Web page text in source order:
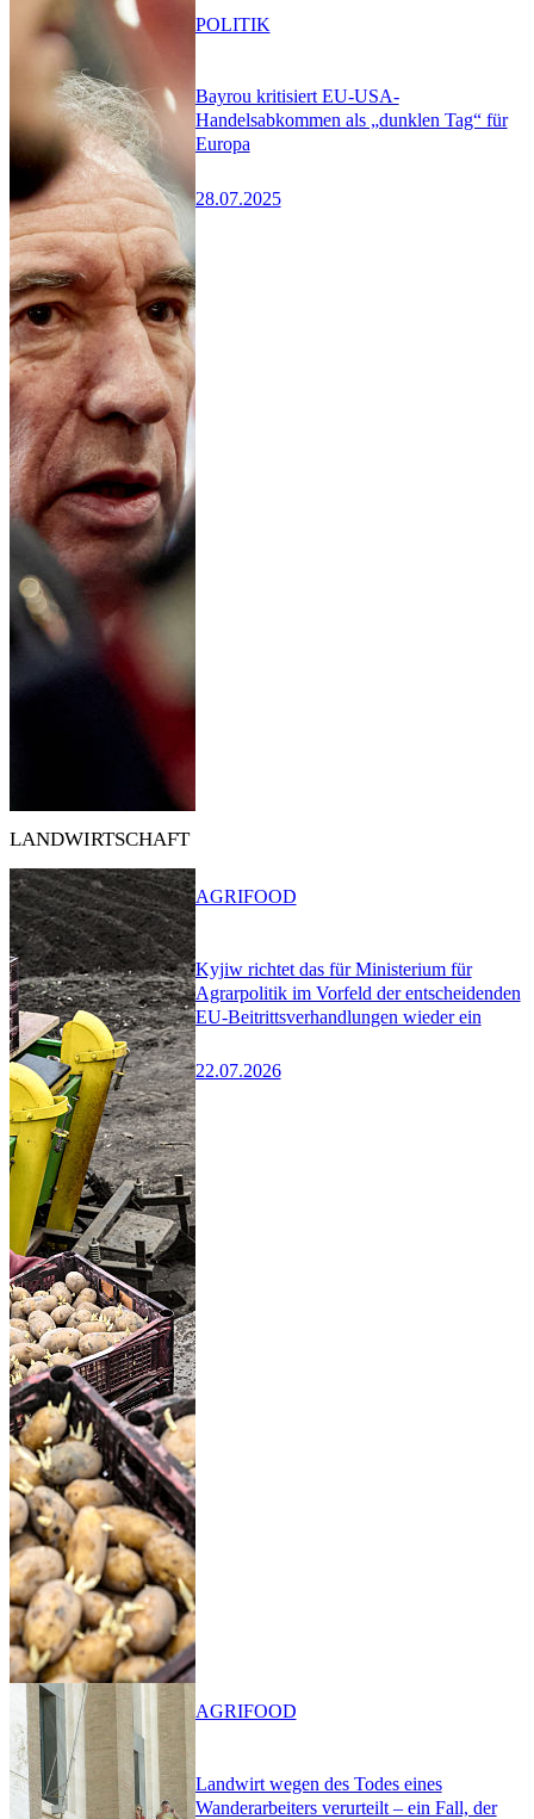
Bayrou kritisiert EU-USA-
Handelsabkommen als „dunklen Tag“ für
Europa
28.07.2025
POLITIK
LANDWIRTSCHAFT
Kyjiw richtet das für Ministerium für
Agrarpolitik im Vorfeld der entscheidenden
EU-Beitrittsverhandlungen wieder ein
22.07.2026
AGRIFOOD
Landwirt wegen des Todes eines
Wanderarbeiters verurteilt – ein Fall, der
AGRIFOOD